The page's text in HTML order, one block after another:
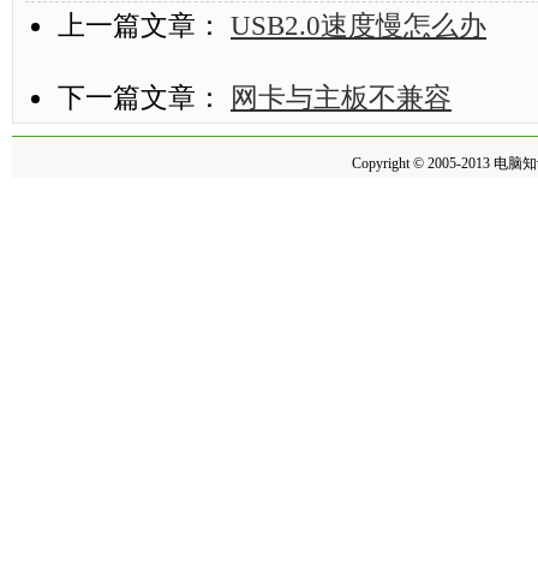
上一篇文章： USB2.0速度慢怎么办
下一篇文章： 网卡与主板不兼容
Copyright © 2005-2013 电脑